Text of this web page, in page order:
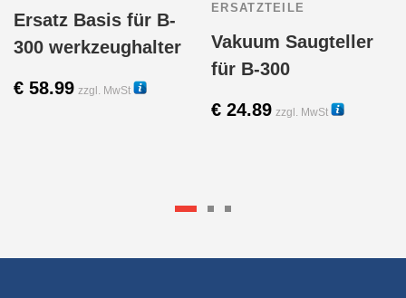
Ersatz Basis für B-
300 werkzeughalter
€ 58.99 zzgl. MwSt
ERSATZTEILE
Vakuum Saugteller
für B-300
€ 24.89 zzgl. MwSt